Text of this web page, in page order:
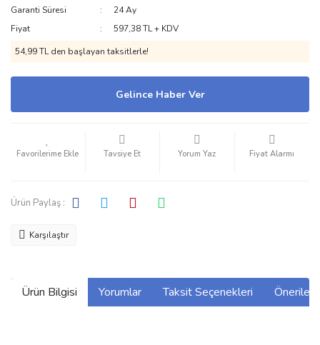
Garanti Süresi
24 Ay
Fiyat
597,38 TL + KDV
54,99 TL den başlayan taksitlerle!
Gelince Haber Ver
Tavsiye Et Yorum Yaz Fiyat Alarmı
Ürün Paylaş :
Karşılaştır
Ürün Bilgisi Yorumlar Taksit Seçenekleri